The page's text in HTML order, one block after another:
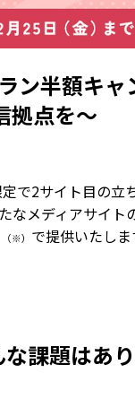
ン半額キャ
拠点を〜
で2サイト目の立
なメディアサイト
（※） で提供いたしま
課題はあ